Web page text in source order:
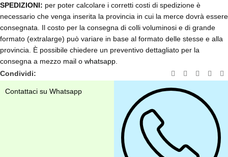
SPEDIZIONI: per poter calcolare i corretti costi di spedizione è
necessario che venga inserita la provincia in cui la merce dovrà essere
consegnata. Il costo per la consegna di colli voluminosi e di grande
formato (extralarge) può variare in base al formato delle stesse e alla
provincia. È possibile chiedere un preventivo dettagliato per la
consegna a mezzo mail o whatsapp
Condividi:
Contattaci su Whatsapp